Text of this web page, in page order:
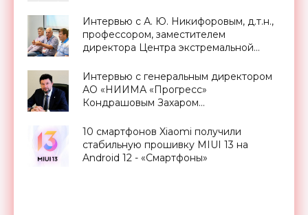
Интервью с А. Ю. Никифоровым, д.т.н.,
профессором, заместителем
директора Центра экстремальной
МИФИ - «Смартфоны»
Интервью с генеральным директором
АО «НИИМА «Прогресс»
Кондрашовым Захаром
Форума «Микроэлектроника-2021» -
«Смартфоны»
10 смартфонов Xiaomi получили
стабильную прошивку MIUI 13 на
Android 12 - «Смартфоны»